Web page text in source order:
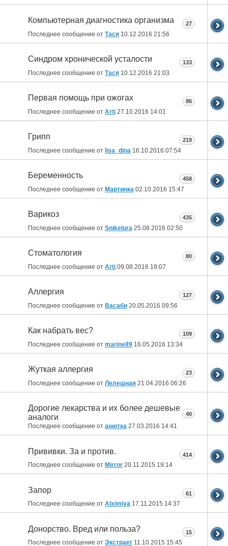
Компьютерная диагностика организма
Последнее сообщение от Тася 10.12.2016 21:56
27
Синдром хронической усталости
Последнее сообщение от Тася 10.12.2016 21:03
133
Первая помощь при ожогах
Последнее сообщение от Arti 27.10.2016 14:01
86
Грипп
Последнее сообщение от lisa_dina 16.10.2016 07:54
219
Беременность
Последнее сообщение от Мартинка 02.10.2016 15:47
458
Варикоз
Последнее сообщение от Snikelura 25.08.2016 02:50
435
Стоматология
Последнее сообщение от Arti 09.08.2016 19:07
80
Аллергия
Последнее сообщение от Васаби 20.05.2016 09:56
127
Как набрать вес?
Последнее сообщение от marine89 16.05.2016 13:34
109
Жуткая аллергия
Последнее сообщение от Лелешная 21.04.2016 06:26
23
Дорогие лекарства и их более дешевые
аналоги
Последнее сообщение от анютка 27.03.2016 14:41
40
Прививки. За и против.
Последнее сообщение от Mirror 20.11.2015 19:14
414
Запор
Последнее сообщение от Alximiya 17.11.2015 14:37
61
Донорство. Вред или польза?
Последнее сообщение от Экстракт 11.10.2015 15:45
15